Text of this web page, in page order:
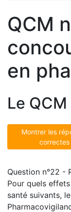
QCM
en
Le QCM
Montrer les
correctes
Question n°22 -
Pour quels
santé suivants,